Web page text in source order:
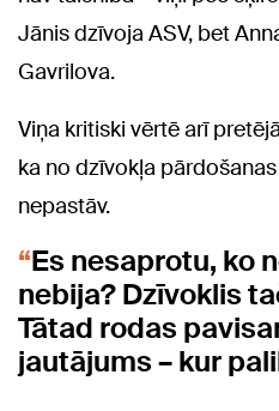
Jānis dzīvoja ASV, bet
Gavrilova.
Viņa kritiski vērtē arī
ka no dzīvokļa
nepastāv.
Es nesaprotu, ko
nebija? Dzīvoklis
Tātad rodas
jautājums – kur